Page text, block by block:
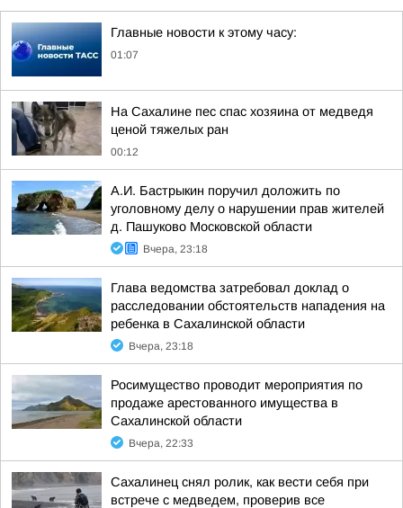
Главные новости к этому часу:
01:07
На Сахалине пес спас хозяина от медведя
ценой тяжелых ран
00:12
А.И. Бастрыкин поручил доложить по
уголовному делу о нарушении прав жителей
д. Пашуково Московской области
Вчера, 23:18
Глава ведомства затребовал доклад о
расследовании обстоятельств нападения на
ребенка в Сахалинской области
Вчера, 23:18
Росимущество проводит мероприятия по
продаже арестованного имущества в
Сахалинской области
Вчера, 22:33
Сахалинец снял ролик, как вести себя при
встрече с медведем, проверив все